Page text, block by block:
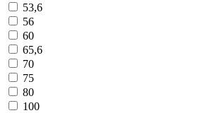
53,6
56
60
65,6
70
75
80
100